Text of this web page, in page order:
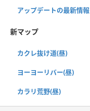
アップデートの最新情報
新マップ
カクレ抜け道(昼)
ヨーヨーリバー(昼)
カラリ荒野(昼)